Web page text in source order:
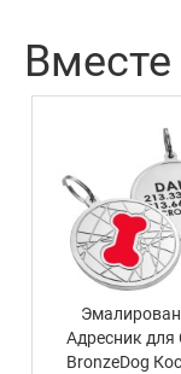
Адресник для
BronzeDog